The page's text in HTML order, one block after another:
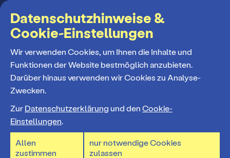
Suchbegriff
MENÜ
Programm
Spielplan
Spielzeiteröffnung
Spielzeiteröffnun
g
Datenschutzhinweise &
Cookie-Einstellungen
Wir verwenden Cookies, um Ihnen die Inhalte und
Funktionen der Website bestmöglich anzubieten.
Darüber hinaus verwenden wir Cookies zu Analyse-
Zwecken.
Zur Datenschutzerklärung und den Cookie-
Einstellungen.
Allen
zustimmen
nur notwendige Cookies
zulassen